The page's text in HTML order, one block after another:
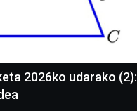
2026ko udarako (2):